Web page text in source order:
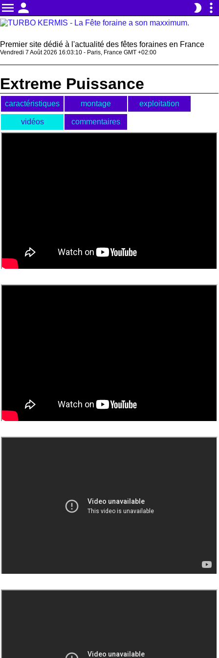
menu person brightness_2 more_vert
Premier site dédié à l'actualité des fêtes foraines en France
Vendredi 7 Août 2026 16:03:10 - Paris, France GMT +02:00
Extreme Puissance
caractéristiques montage exploitation
vidéos commentaires